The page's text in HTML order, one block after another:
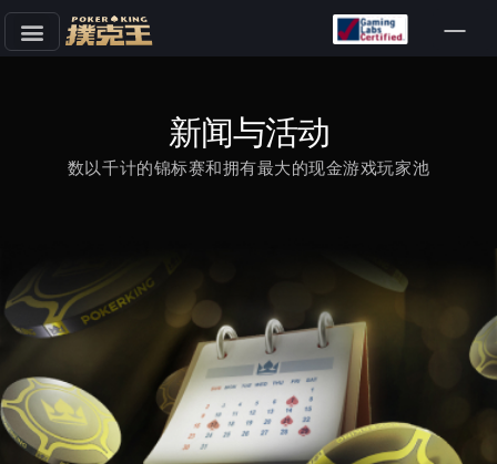
跳
新闻与活动
数以千计的锦标赛和拥有最大的现金游戏玩家池